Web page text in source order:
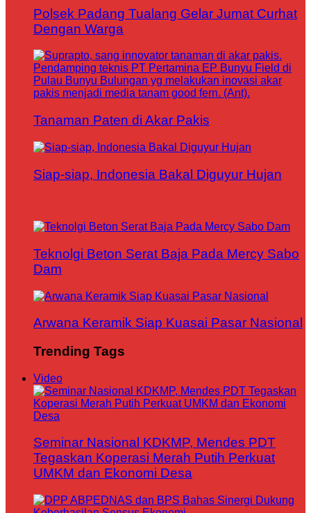
Polsek Padang Tualang Gelar Jumat Curhat
Dengan Warga
Tanaman Paten di Akar Pakis
Siap-siap, Indonesia Bakal Diguyur Hujan
Teknolgi Beton Serat Baja Pada Mercy Sabo
Dam
Arwana Keramik Siap Kuasai Pasar Nasional
Trending Tags
Video
Seminar Nasional KDKMP, Mendes PDT
Tegaskan Koperasi Merah Putih Perkuat
UMKM dan Ekonomi Desa